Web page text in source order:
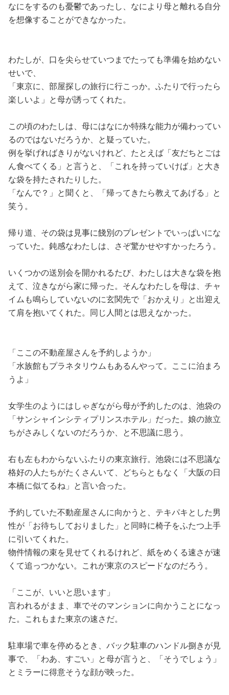
なにをするのも憂鬱であったし、なにより母と離れる自分
を想像することができなかった。
わたしが、口を尖らせていつまでたっても準備を始めない
せいで、
「東京に、部屋探しの旅行に行こっか。ふたりで行ったら
楽しいよ」と母が誘ってくれた。
この頃のわたしは、母にはなにか特殊な能力が備わってい
るのではないだろうか、と疑っていた。
例を挙げればきりがないけれど、たとえば「友だちとごは
ん食べてくる」と言うと、「これを持っていけば」と大き
な袋を持たされたりした。
「なんで？」と聞くと、「帰ってきたら教えてあげる」と
笑う。
帰り道、その袋は見事に餞別のプレゼントでいっぱいにな
っていた。鈍感なわたしは、さぞ驚かせやすかったろう。
いくつかの送別会を開かれるたび、わたしは大きな袋を抱
えて、泣きながら家に帰った。そんなわたしを母は、チャ
イムも鳴らしていないのに玄関先で「おかえり」と出迎え
て肩を抱いてくれた。同じ人間とは思えなかった。
「ここの不動産屋さんを予約しようか」
「水族館もプラネタリウムもあるんやって。ここに泊まろ
うよ」
女学生のようにはしゃぎながら母が予約したのは、池袋の
「サンシャインシティプリンスホテル」だった。娘の旅立
ちがさみしくないのだろうか、と不思議に思う。
右も左もわからないふたりの東京旅行。池袋には不思議な
格好の人たちがたくさんいて、どちらともなく「大阪の日
本橋に似てるね」と言い合った。
予約していた不動産屋さんに向かうと、テキパキとした男
性が「お待ちしておりました」と同時に椅子をふたつ上手
に引いてくれた。
物件情報の束を見せてくれるけれど、紙をめくる速さが速
くて追っつかない。これが東京のスピードなのだろう。
「ここが、いいと思います」
言われるがまま、車でそのマンションに向かうことになっ
た。これもまた東京の速さだ。
駐車場で車を停めるとき、バック駐車のハンドル捌きが見
事で、「わあ、すごい」と母が言うと、「そうでしょう」
とミラーに得意そうな顔が映った。